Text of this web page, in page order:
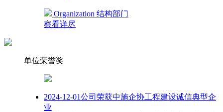
Organization 结构部门
察看详尽
单位荣誉奖
2024-12-01公司荣获中施企协工程建设诚信典型企
业